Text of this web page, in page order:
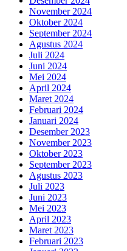
November 2024
Oktober 2024
September 2024
Agustus 2024
Juli 2024
Juni 2024
Mei 2024
April 2024
Maret 2024
Februari 2024
Januari 2024
Desember 2023
November 2023
Oktober 2023
September 2023
Agustus 2023
Juli 2023
Juni 2023
Mei 2023
April 2023
Maret 2023
Februari 2023